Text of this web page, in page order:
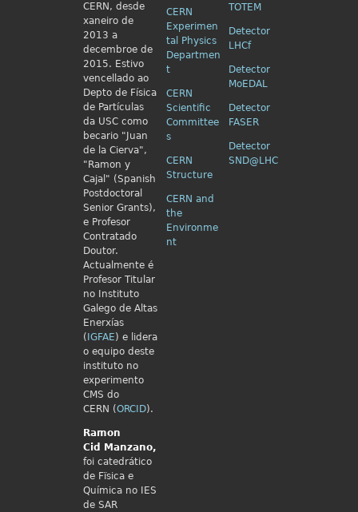
CERN, desde
xaneiro de
2013 a
decembroe de
2015. Estivo
vencellado ao
Depto de Física
de Partículas
da USC como
becario "Juan
de la Cierva",
"Ramon y
Cajal" (Spanish
Postdoctoral
Senior Grants),
e Profesor
Contratado
Doutor.
Actualmente é
Profesor Titular
no Instituto
Galego de Altas
Enerxías
( IGFAE) e lidera
o equipo deste
instituto no
experimento
CMS do
CERN (ORCID).
Ramon
Cid
Manzano,
foi catedrático
de Fïsica e
Química no IES
de SAR
CERN
Experimen
tal Physics
Departmen
t
CERN
Scientific
Committee
s
CERN
Structure
CERN and
the
Environme
nt
TOTEM
Detector
LHCf
Detector
MoEDAL
Detector
FASER
Detector
SND@LHC